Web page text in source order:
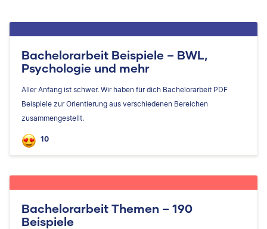
Bachelorarbeit Beispiele – BWL,
Psychologie und mehr
Aller Anfang ist schwer. Wir haben für dich Bachelorarbeit PDF
Beispiele zur Orientierung aus verschiedenen Bereichen
zusammengestellt.
10
Bachelorarbeit Themen – 190
Beispiele